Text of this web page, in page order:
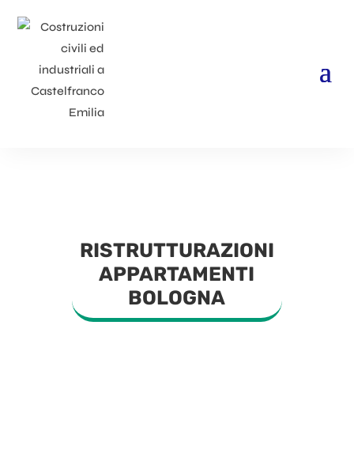
RISTRUTTURAZIONI
APPARTAMENTI
BOLOGNA